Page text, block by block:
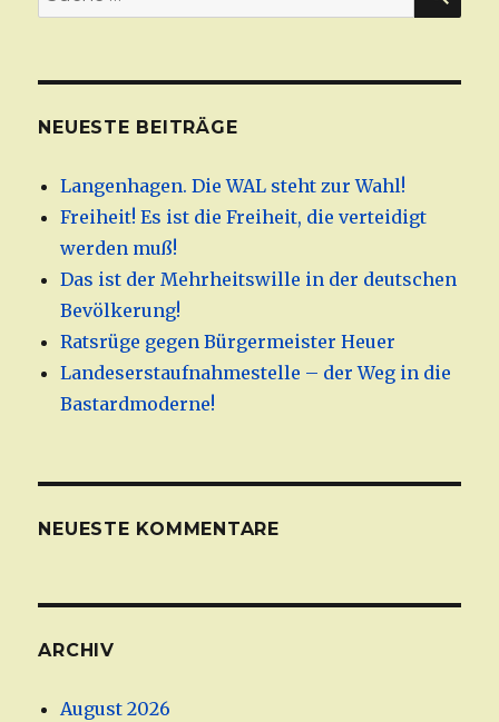
nach:
NEUESTE BEITRÄGE
Langenhagen. Die WAL steht zur Wahl!
Freiheit! Es ist die Freiheit, die verteidigt
werden muß!
Das ist der Mehrheitswille in der deutschen
Bevölkerung!
Ratsrüge gegen Bürgermeister Heuer
Landeserstaufnahmestelle – der Weg in die
Bastardmoderne!
NEUESTE KOMMENTARE
ARCHIV
August 2026